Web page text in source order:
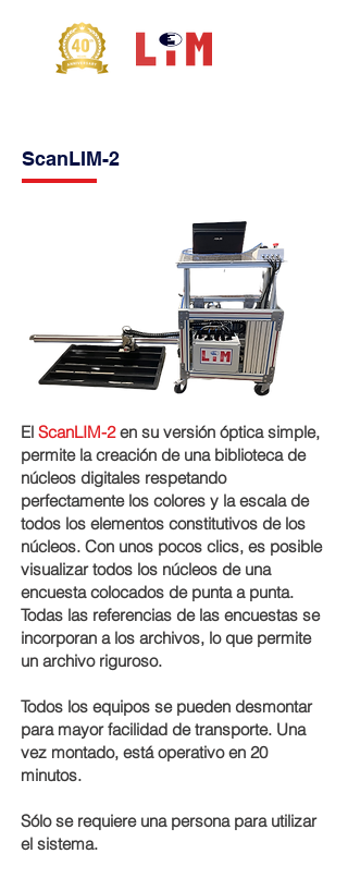
ScanLIM-2
El ScanLIM-2en su versión óptica simple,
permite la creación de una biblioteca de
núcleos digitales respetando
perfectamente los colores y la escala de
todos los elementos constitutivos de los
núcleos. Con unos pocos clics, es posible
visualizar todos los núcleos de una
encuesta colocados de punta a punta.
Todas las referencias de las encuestas se
incorporan a los archivos, lo que permite
un archivo riguroso.
Todos los equipos se pueden desmontar
para mayor facilidad de transporte. Una
vez montado, está operativo en 20
minutos.
Sólo se requiere una persona para utilizar
el sistema.